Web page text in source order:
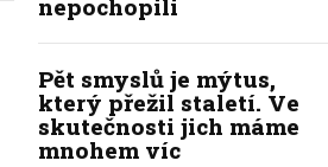
nepochopili
Pět smyslů je mýtus,
který přežil staletí. Ve
skutečnosti jich máme
mnohem víc